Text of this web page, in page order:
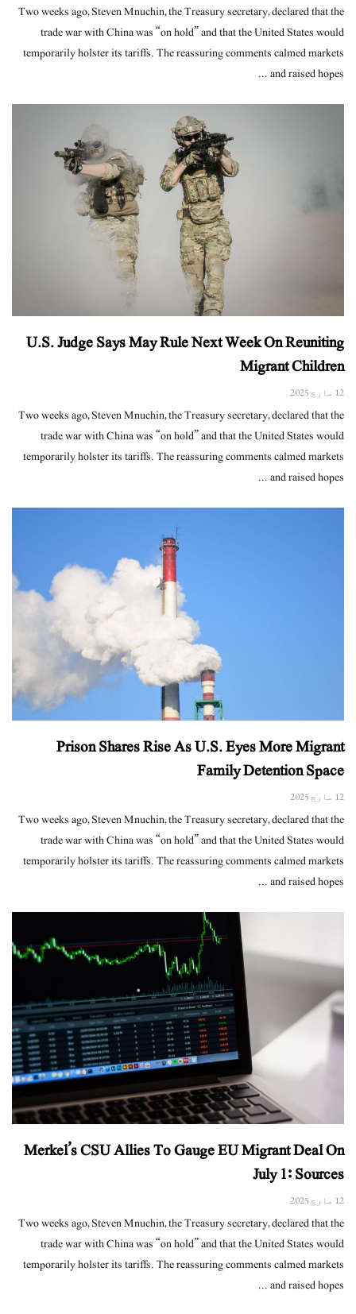
Two weeks ago, Steven Mnuchin, the Treasury secretary, declared that the
trade war with China was “on hold” and that the United States would
temporarily holster its tariffs. The reassuring comments calmed markets
and raised hopes ...
U.S. Judge Says May Rule Next Week On Reuniting
Migrant Children
12 مارچ 2025
Two weeks ago, Steven Mnuchin, the Treasury secretary, declared that the
trade war with China was “on hold” and that the United States would
temporarily holster its tariffs. The reassuring comments calmed markets
and raised hopes ...
Prison Shares Rise As U.S. Eyes More Migrant
Family Detention Space
12 مارچ 2025
Two weeks ago, Steven Mnuchin, the Treasury secretary, declared that the
trade war with China was “on hold” and that the United States would
temporarily holster its tariffs. The reassuring comments calmed markets
and raised hopes ...
Merkel’s CSU Allies To Gauge EU Migrant Deal On
July 1: Sources
12 مارچ 2025
Two weeks ago, Steven Mnuchin, the Treasury secretary, declared that the
trade war with China was “on hold” and that the United States would
temporarily holster its tariffs. The reassuring comments calmed markets
and raised hopes ...